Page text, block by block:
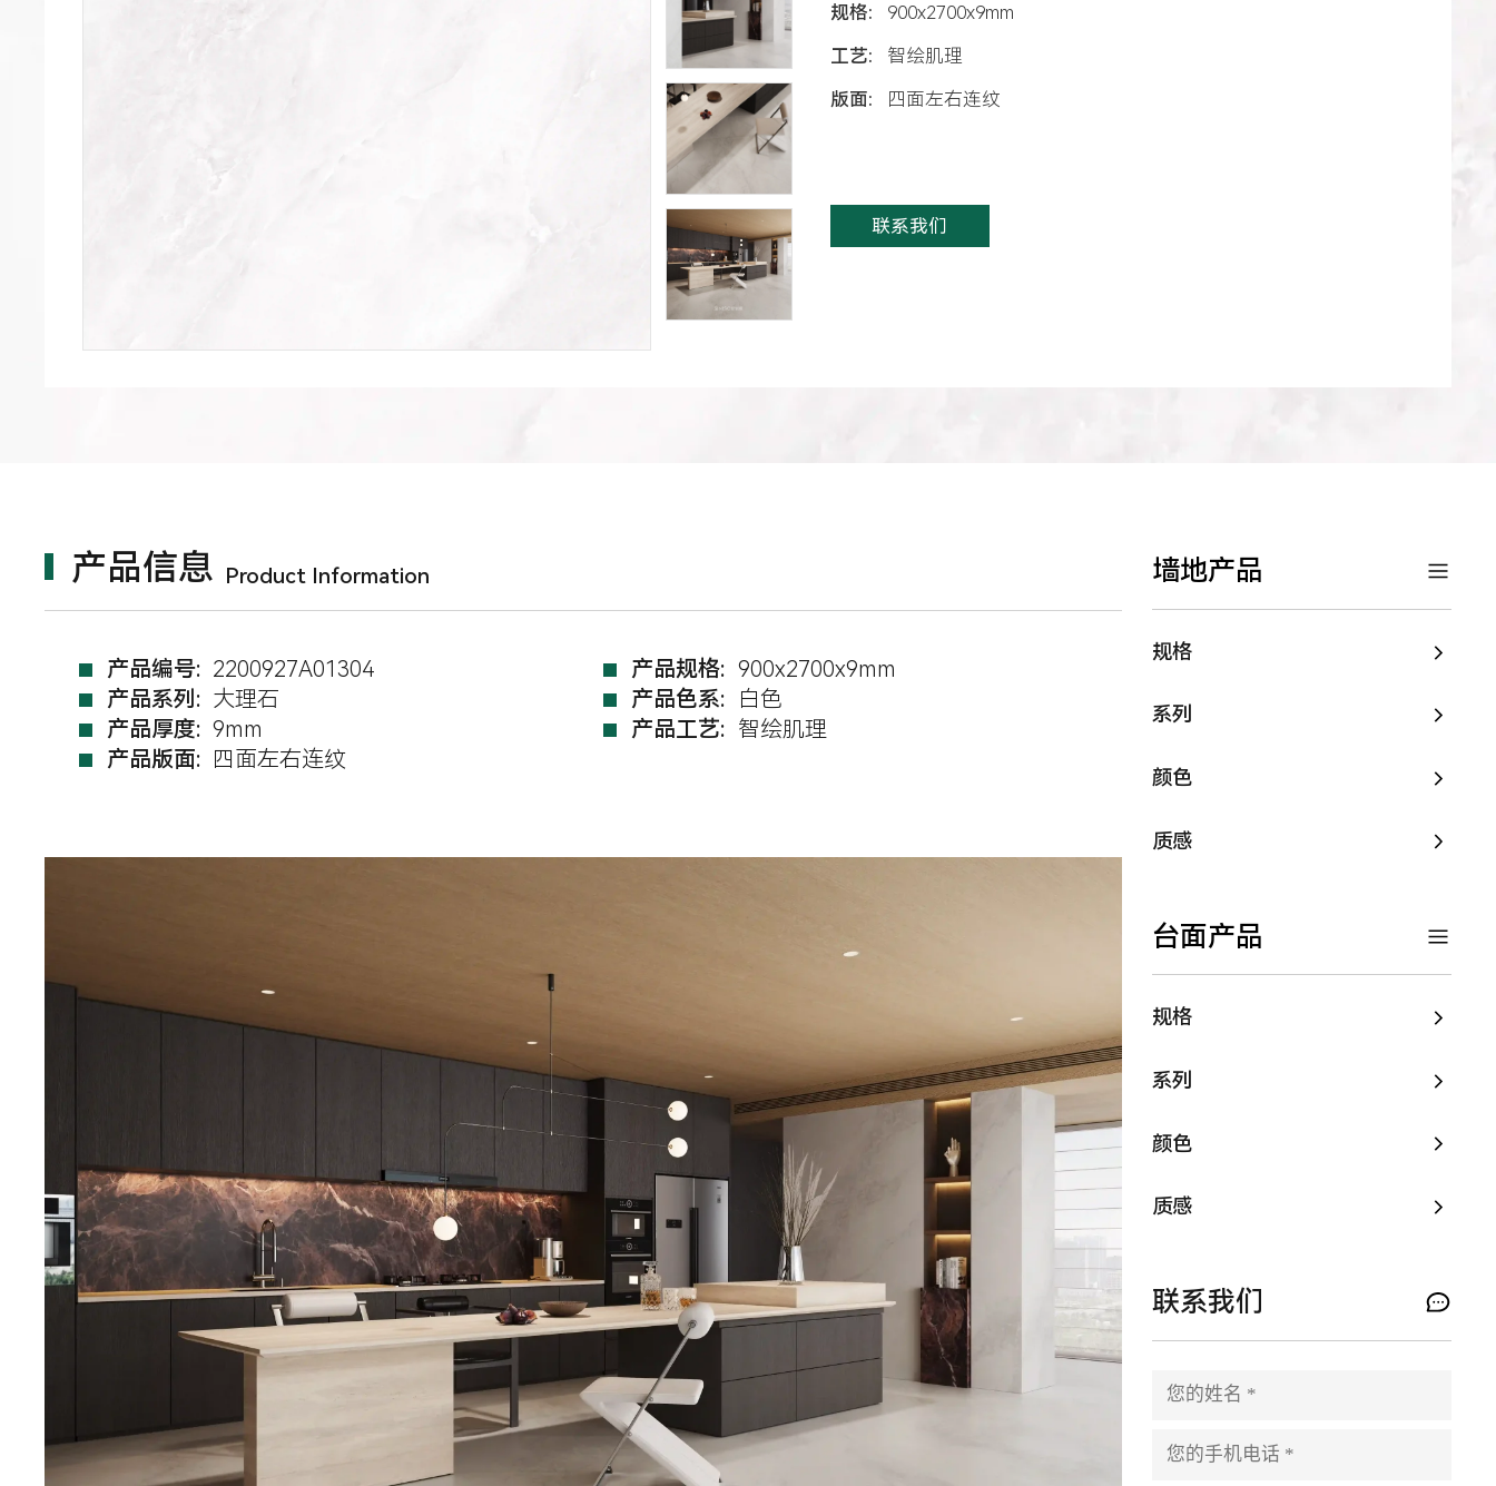
规格:
900x2700x9mm
工艺:
智绘肌理
版面:
四面左右连纹
联系我们
产品信息 Product Information
产品编号: 2200927A01304 产品规格: 900x2700x9mm
产品系列: 大理石 产品色系:
白色
产品厚度: 9mm 产品工艺: 智绘肌理
产品版面: 四面左右连纹
墙地产品
规格
系列
颜色
质感
台面产品
规格
系列
颜色
质感
联系我们